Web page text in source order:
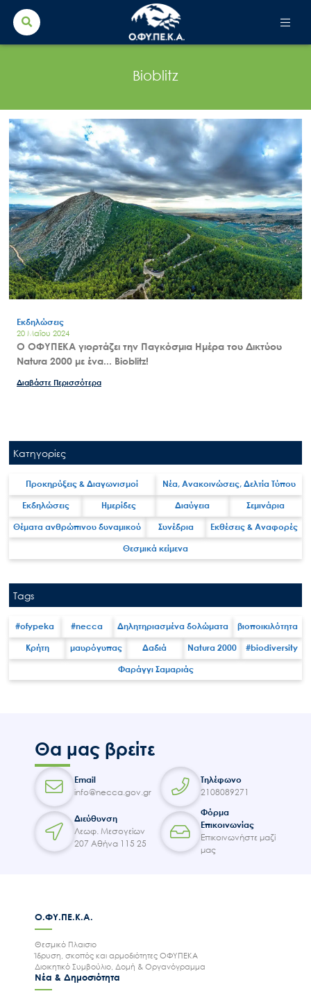
Search
for:
Άξονες δράσης
Έργα
Εισιτήρια
Επικοινωνία
Bioblitz
Εκδηλώσεις
20 Μαΐου 2024
Ο ΟΦΥΠΕΚΑ γιορτάζει την Παγκόσμια Ημέρα του Δικτύου
Natura 2000 με ένα... Bioblitz!
Διαβάστε Περισσότερα
Κατηγορίες
Προκηρύξεις & Διαγωνισμοί Νέα, Ανακοινώσεις, Δελτία Τύπου
Εκδηλώσεις Ημερίδες Διαύγεια Σεμινάρια
Θέματα ανθρώπινου δυναμικού Συνέδρια Εκθέσεις & Αναφορές
Θεσμικά κείμενα
Tags
#ofypeka #necca Δηλητηριασμένα δολώματα βιοποικιλότητα
Κρήτη μαυρόγυπας Δαδιά Natura 2000 #biodiversity
Φαράγγι Σαμαριάς
Θα μας βρείτε
Email
info@necca.gov.gr
Τηλέφωνο
2108089271
Διεύθυνση
Λεωφ. Μεσογείων
207 Αθήνα 115 25
Φόρμα
Επικοινωνίας
Επικοινωνήστε μαζί
μας
Ο.ΦΥ.ΠΕ.Κ.Α.
Θεσμικό Πλαισιο
Ίδρυση, σκοπός και αρμοδιότητες ΟΦΥΠΕΚΑ
Διοικητικό Συμβούλιο, Δομή & Οργανόγραμμα
Νέα & Δημοσιότητα